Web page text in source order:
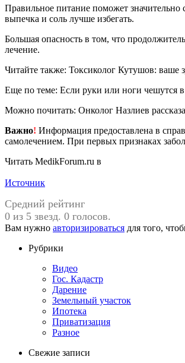
Правильное питание поможет значительно
выпечка и соль лучше избегать.
Большая опасность в том, что
лечение.
Читайте также: Токсиколог Кутушов: ваше
Еще по теме: Если руки или ноги чешутся
Можно почитать: Онколог Назлиев
Важно! Информация предоставлена в
самолечением. При первых признаках
Читать MedikForum.ru в
Источник
Средний рейтинг
0 из 5 звезд. 0 голосов.
Вам нужно авторизироваться для того,
Рубрики
Видео
Гос. Кадастр
Дарение
Земельный участок
Ипотека
Приватизация
Разное
Свежие записи